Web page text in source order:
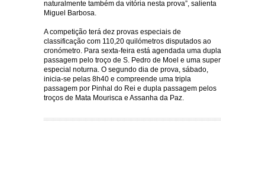
naturalmente também da vitória nesta prova”, salienta
Miguel Barbosa.
A competição terá dez provas especiais de
classificação com 110,20 quilómetros disputados ao
cronómetro. Para sexta-feira está agendada uma dupla
passagem pelo troço de S. Pedro de Moel e uma super
especial noturna. O segundo dia de prova, sábado,
inicia-se pelas 8h40 e compreende uma tripla
passagem por Pinhal do Rei e dupla passagem pelos
troços de Mata Mourisca e Assanha da Paz.